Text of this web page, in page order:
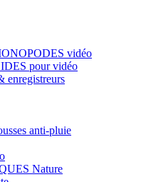
vidéo
pour vidéo
enregistreurs
anti-pluie
Nature